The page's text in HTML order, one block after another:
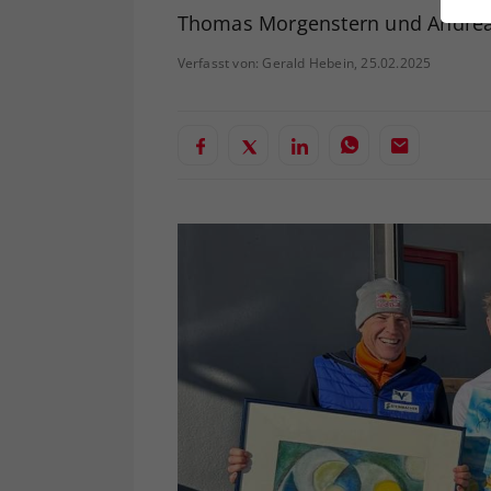
Thomas Morgenstern und
Verfasst von: Gerald Hebein, 25.02.2025